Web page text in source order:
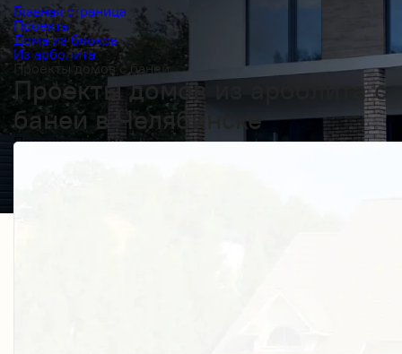
Главная страница
Проекты
Дома из блоков
Из арболита
Проекты домов с баней
Проекты домов из арболита с
баней в Челябинске
Получить косультацию